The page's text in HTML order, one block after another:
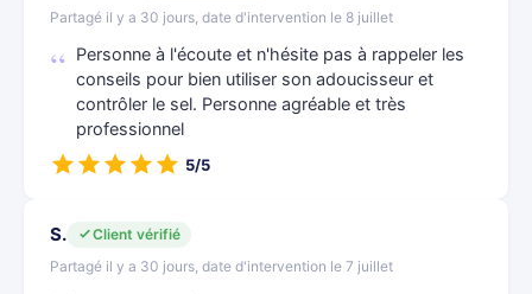
Partagé il y a 30 jours, date d'intervention le 8 juillet
Personne à l'écoute et n'hésite pas à rappeler les
conseils pour bien utiliser son adoucisseur et
contrôler le sel. Personne agréable et très
professionnel
5/5
S.
Client vérifié
Partagé il y a 30 jours, date d'intervention le 7 juillet